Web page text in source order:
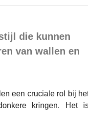
die kunnen
van wallen en
een cruciale rol bij
kringen. Het